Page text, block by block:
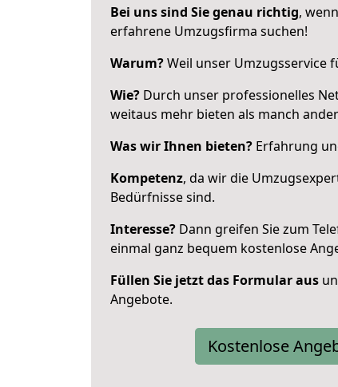
Bei uns sind Sie genau richtig,
erfahrene Umzugsfirma suchen!
Warum?Weil unser Umzugsservice
Wie? Durch unser professionelles
weitaus mehr bieten als manch
Was wir Ihnen bieten? Erfahrung
Kompetenz, da wir die
Bedürfnisse sind.
Interesse? Dann greifen Sie zum
einmal ganz bequem kostenlose
Füllen Sie jetzt das Formular aus
Angebote.
Kostenlose